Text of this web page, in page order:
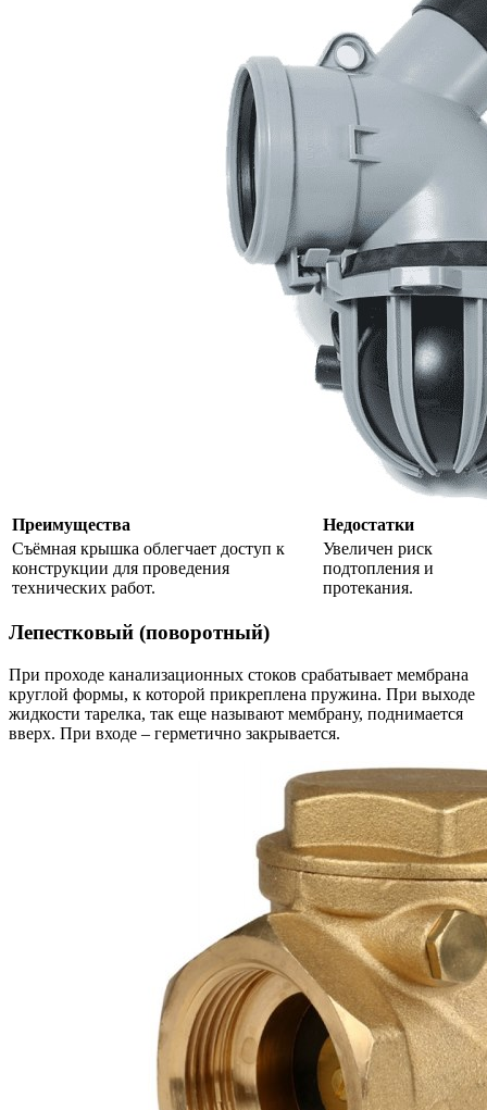
Преимущества
Недостатки
Съёмная крышка облегчает доступ к
конструкции для проведения
технических работ.
Увеличен риск
подтопления и
протекания.
Лепестковый (поворотный)
При проходе канализационных стоков срабатывает мембрана
круглой формы, к которой прикреплена пружина. При выходе
жидкости тарелка, так еще называют мембрану, поднимается
вверх. При входе – герметично закрывается.